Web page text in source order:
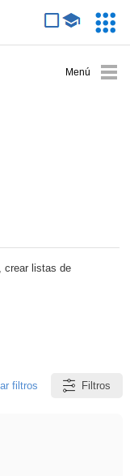
crear listas de
filtros Filtros